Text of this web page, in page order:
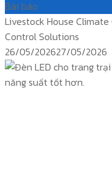
Bài báo
Livestock House
Control Solutions
Posted
on
26/05/202627/05/2026